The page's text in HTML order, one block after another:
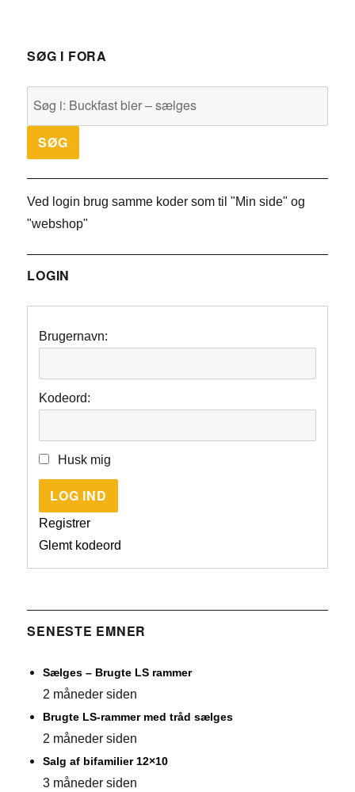
SØG I FORA
Ved login brug samme koder som til "Min side" og
"webshop"
LOGIN
Brugernavn:
Kodeord:
Husk mig
LOG IND
Registrer
Glemt kodeord
SENESTE EMNER
Sælges – Brugte LS rammer
2 måneder siden
Brugte LS-rammer med tråd sælges
2 måneder siden
Salg af bifamilier 12×10
3 måneder siden